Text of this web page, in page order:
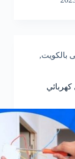
بالكويت,
/ 66559972 / فني كهربائي